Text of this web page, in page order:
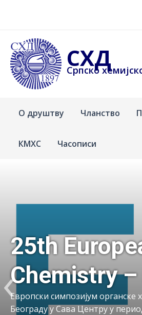
СХД
Српско
О друштву Чланство
КМХС Часописи
hemijsko
društvo
European
–
симпозијум органске хемије
у Сава Центру у периоду
‹